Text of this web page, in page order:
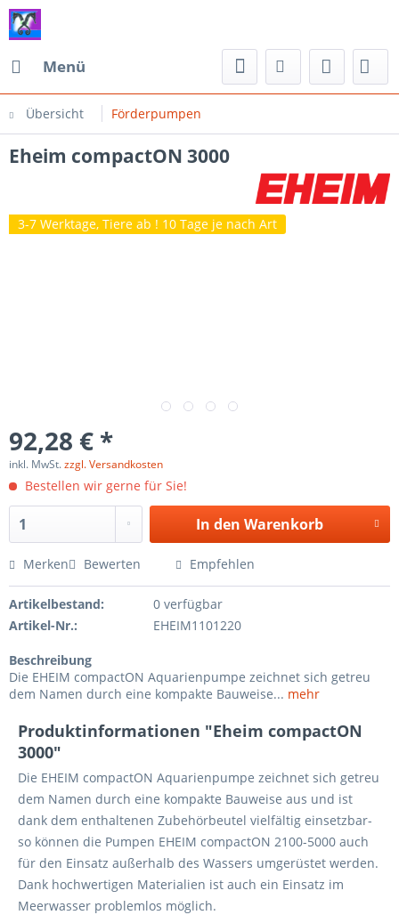
Menü
Übersicht Förderpumpen
Eheim compactON 3000
3-7 Werktage, Tiere ab ! 10 Tage je nach Art
92,28 € *
inkl. MwSt.zzgl. Versandkosten
Bestellen wir gerne für Sie!
In den Warenkorb
Merken Bewerten Empfehlen
Artikelbestand:
0 verfügbar
Artikel-Nr.:
EHEIM1101220
Beschreibung
Die EHEIM compactON Aquarienpumpe zeichnet sich getreu
dem Namen durch eine kompakte Bauweise... mehr
Produktinformationen "Eheim compactON
3000"
Die EHEIM compactON Aquarienpumpe zeichnet sich getreu
dem Namen durch eine kompakte Bauweise aus und ist
dank dem enthaltenen Zubehörbeutel vielfältig einsetzbar-
so können die Pumpen EHEIM compactON 2100-5000 auch
für den Einsatz außerhalb des Wassers umgerüstet werden.
Dank hochwertigen Materialien ist auch ein Einsatz im
Meerwasser problemlos möglich.